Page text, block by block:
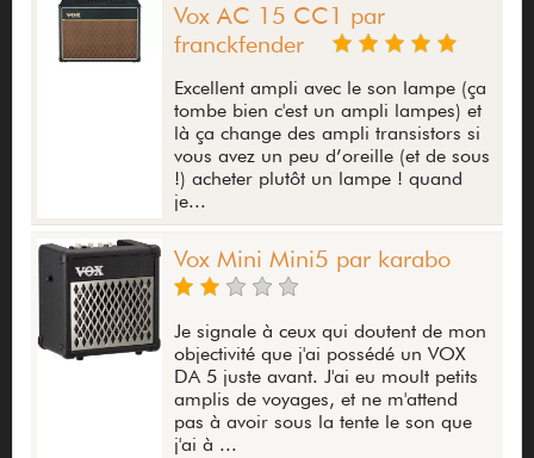
Vox AC 15 CC1 par
franckfender
Excellent ampli avec le son lampe (ça
tombe bien c'est un ampli lampes) et
là ça change des ampli transistors si
vous avez un peu d’oreille (et de sous
!) acheter plutôt un lampe ! quand
je...
Vox Mini Mini5 par karabo
Je signale à ceux qui doutent de mon
objectivité que j'ai possédé un VOX
DA 5 juste avant. J'ai eu moult petits
amplis de voyages, et ne m'attend
pas à avoir sous la tente le son que
j'ai à ...